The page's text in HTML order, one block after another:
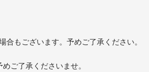
もございます。予めご了承ください。
ご了承くださいませ。